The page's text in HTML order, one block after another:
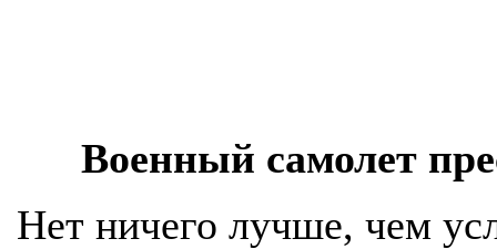
Военный самолет
Нет ничего лучше, чем